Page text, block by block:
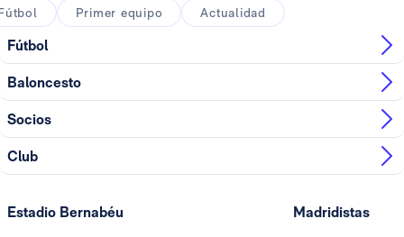
Primer equipo Actualidad
Fútbol
Baloncesto
Socios
Club
Estadio Bernabéu Madridistas